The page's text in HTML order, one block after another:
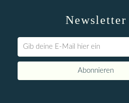
Newsletter